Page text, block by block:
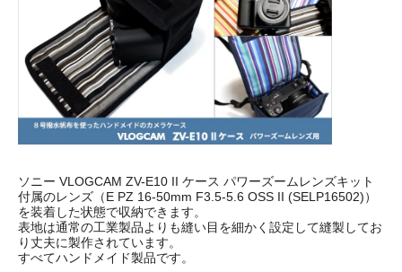
ソニー VLOGCAM ZV-E10 II ケース パワーズームレンズキット
付属のレンズ（E PZ 16-50mm F3.5-5.6 OSS II (SELP16502)）
を装着した状態で収納できます。
表地は通常の工業製品よりも縫い目を細かく設定して縫製してお
り丈夫に製作されています。
すべてハンドメイド製品です。